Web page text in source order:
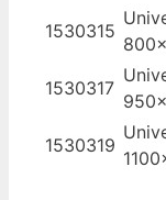
1530315
1530317
1530319